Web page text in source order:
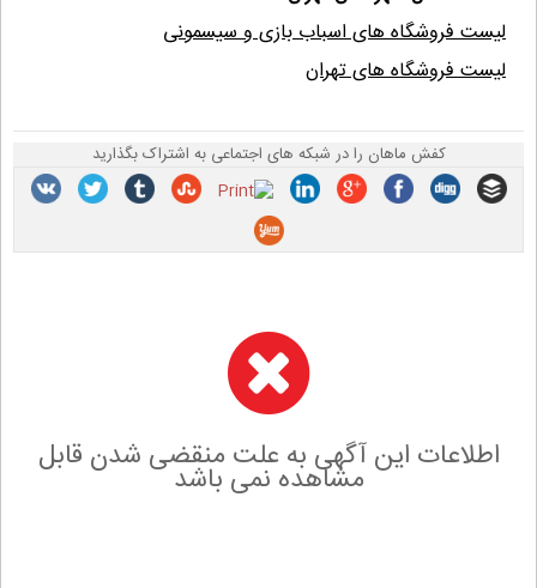
لیست فروشگاه های اسباب بازی و سیسمونی
لیست فروشگاه های تهران
کفش ماهان را در شبکه های اجتماعی به اشتراک بگذارید
اطلاعات این آگهی به علت منقضی شدن قابل
مشاهده نمی باشد